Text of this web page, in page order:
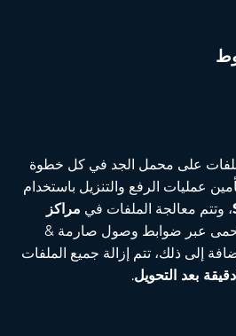
على محمل الجد في كل خطوة
عمليات الرفع والتنزيل باستخدام
، وتتم معالجة الملفات في مراكز
عبر ضوابط وصول صارمة &
إلى ذلك، تتم إزالة جميع الملفات
.